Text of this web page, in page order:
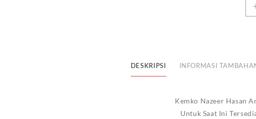
DESKRIPSI INFORMASI
Kemko Nazeer Hasan
Untuk Saat Ini